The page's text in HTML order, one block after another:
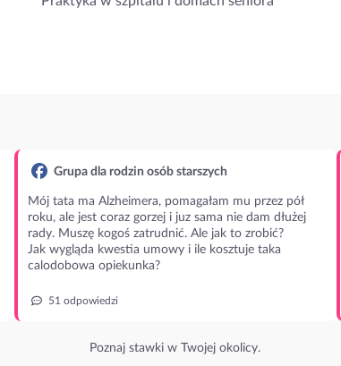
Grupa dla rodzin osób starszych
Mój tata ma Alzheimera, pomagałam mu przez pół
roku, ale jest coraz gorzej i juz sama nie dam dłużej
rady. Muszę kogoś zatrudnić. Ale jak to zrobić?
Jak wygląda kwestia umowy i ile kosztuje taka
calodobowa opiekunka?
51 odpowiedzi
Poznaj stawki w Twojej okolicy.